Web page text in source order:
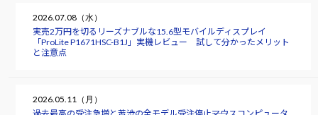
2026.07.08（水）
実売2万円を切るリーズナブルな15.6型モバイルディスプレイ
「ProLite P1671HSC-B1J」実機レビュー 試して分かったメリット
と注意点
2026.05.11（月）